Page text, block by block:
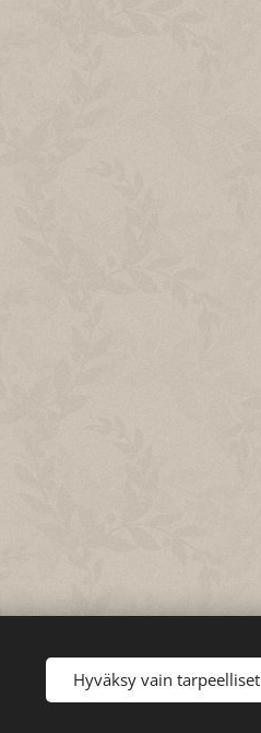
Hyväksy vain tarpeelliset